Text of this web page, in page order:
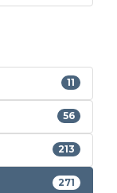
11
56
213
271